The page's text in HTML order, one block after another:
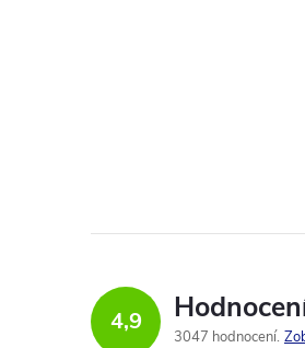
4,9
3047 hodnocení